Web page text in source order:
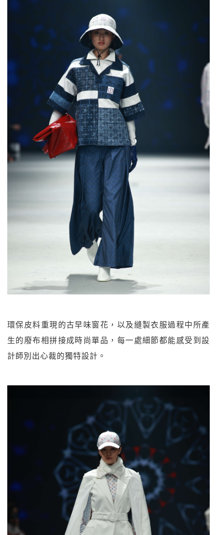
環保皮料重現的古早味窗花，以及縫製衣服過程中所產
生的廢布相拼接成時尚單品，每一處細節都能感受到設
計師別出心裁的獨特設計。